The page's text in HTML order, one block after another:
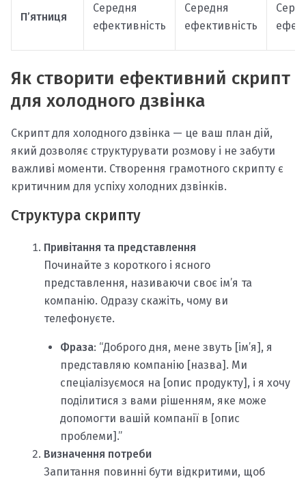
П’ятниця
Середня
ефективність
Середня
ефективність
Як створити ефективний скрипт
для холодного дзвінка
Скрипт для холодного дзвінка — це ваш план дій,
який дозволяє структурувати розмову і не забути
важливі моменти. Створення грамотного скрипту є
критичним для успіху холодних дзвінків.
Структура скрипту
Привітання та представлення
Починайте з короткого і ясного
представлення, називаючи своє ім’я та
компанію. Одразу скажіть, чому ви
телефонуєте.
Фраза: “Доброго дня, мене звуть [ім’я], я
представляю компанію [назва]. Ми
спеціалізуємося на [опис продукту], і я хочу
поділитися з вами рішенням, яке може
допомогти вашій компанії в [опис
проблеми].”
Визначення потреби
Запитання повинні бути відкритими, щоб